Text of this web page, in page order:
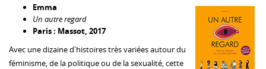
Emma
Un autre regard
Paris : Massot, 2017
Avec une dizaine d'histoires très variées autour du
féminisme, de la politique ou de la sexualité, cette